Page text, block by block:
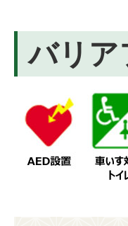
バリア